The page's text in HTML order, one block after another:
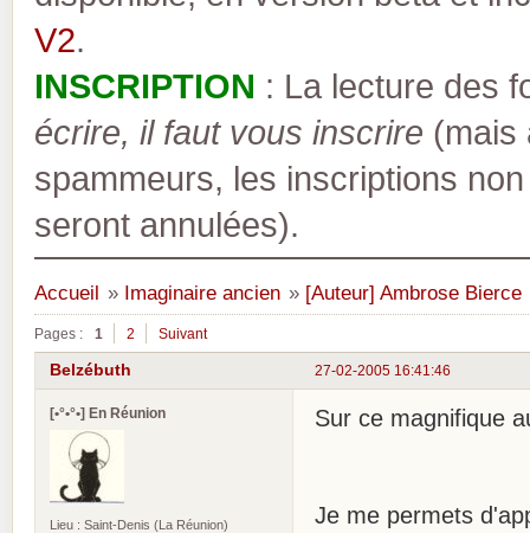
V2.
INSCRIPTION : La lecture des
écrire, il faut vous inscrire (mais
spammeurs, les inscriptions
seront annulées).
Accueil » Imaginaire ancien » [Auteur] Ambrose Bierce
Pages : 1 2 Suivant
27-02-2005 16:41:46
Belzébuth
[•°•°•] En Réunion
Lieu : Saint-Denis (La Réunion)
Sur ce magnifique
Je me permets